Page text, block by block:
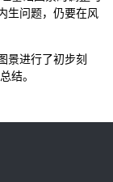
生问题，仍要在风
景进行了初步刻
结。